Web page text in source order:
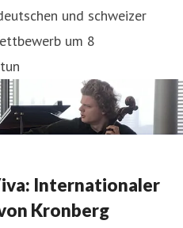
und schweizer
um 8
Internationaler
Kronberg